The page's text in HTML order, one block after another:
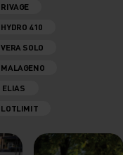
RIVAGE
HYDRO 410
VERA SOLO
MALAGENO
ELIAS
LOTLIMIT